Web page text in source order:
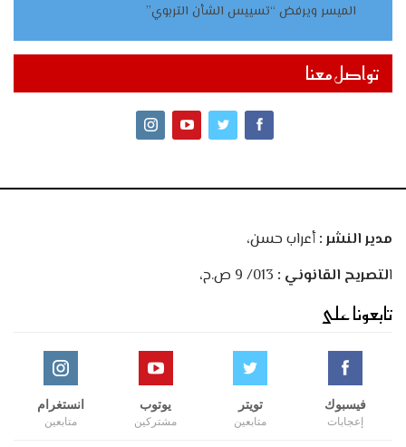
الميسر ويرفض “تسييس الشأن التربوي”
تواصل معنا
مدير النشر :أعراب حسن،
التصريح القانوني :
تابعونا على
فيسبوك
إعجابات
تويتر
متابعين
يوتوب
مشتركين
انستغرام
متابعين